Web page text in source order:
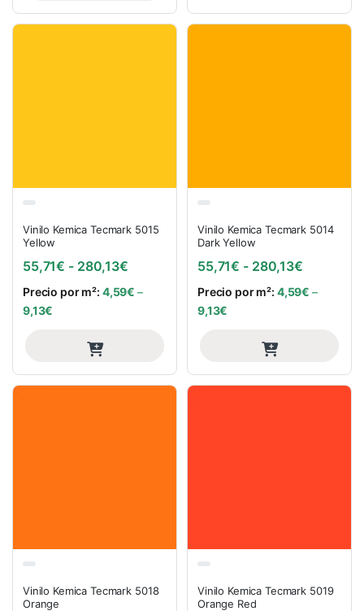
Vinilo Kemica Tecmark 5015
Yellow
55,71€ - 280,13€Rango de precios: desde 55,71€
Precio por m²: 4,59€ –
9,13€
Vinilo Kemica Tecmark 5014
Dark Yellow
55,71€ - 280,13€Rango
Precio por m²: 4,59€ –
9,13€
Vinilo Kemica Tecmark 5018
Orange
Vinilo Kemica Tecmark 5019
Orange Red